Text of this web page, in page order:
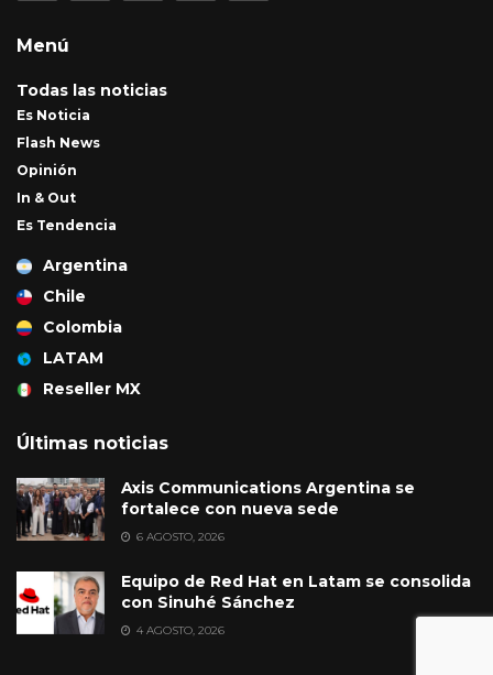
Menú
Todas las noticias
Es Noticia
Flash News
Opinión
In & Out
Es Tendencia
Argentina
Chile
Colombia
LATAM
Reseller MX
Últimas noticias
Axis Communications Argentina se
fortalece con nueva sede
6 AGOSTO, 2026
Equipo de Red Hat en Latam se consolida
con Sinuhé Sánchez
4 AGOSTO, 2026